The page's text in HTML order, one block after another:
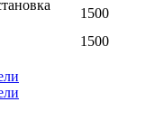
1500
1500